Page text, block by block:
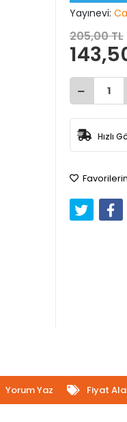
Yayınevi:
205,00 TL
Hızlı
Yorum Yaz Fiyat